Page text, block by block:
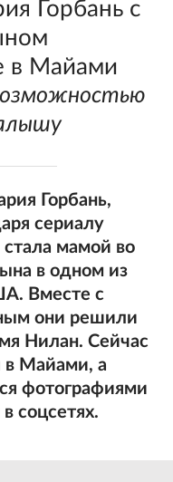
Горбань с
в Майами
Горбань,
сериалу
стала мамой во
в одном из
Вместе с
они решили
Нилан. Сейчас
в Майами, а
фотографиями
соцсетях.